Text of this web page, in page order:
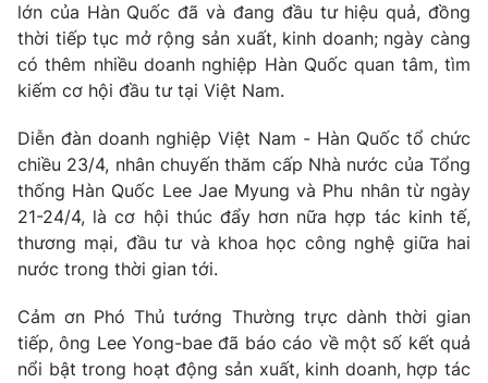
Thị trường 24h Tấm lòng Việt
VTV4 Vươn mình bằng AI
VTV9 VTV8
Liên hệ tòa soạn English
THỜI BÁO VTV
lớn của Hàn Quốc đã và đang đầu tư hiệu quả, đồng
thời tiếp tục mở rộng sản xuất, kinh doanh; ngày càng
có thêm nhiều doanh nghiệp Hàn Quốc quan tâm, tìm
kiếm cơ hội đầu tư tại Việt Nam.
Diễn đàn doanh nghiệpViệt Nam - Hàn Quốc tổ chức
chiều 23/4, nhân chuyến thăm cấp Nhà nước của Tổng
thống Hàn Quốc Lee Jae Myung và Phu nhân từ ngày
21-24/4, là cơ hội thúc đẩy hơn nữa hợp tác kinh tế,
thương mại, đầu tư và khoa học công nghệ giữa hai
nước trong thời gian tới.
Cảm ơn Phó Thủ tướng Thường trực dành thời gian
tiếp, ông Lee Yong-bae đã báo cáo về một số kết quả
nổi bật trong hoạt động sản xuất, kinh doanh, hợp tác